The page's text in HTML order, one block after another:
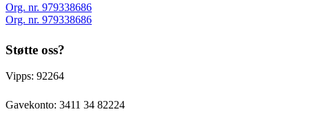
Org. nr. 979338686
Org. nr. 979338686
Støtte oss?
Vipps: 92264
Gavekonto: 3411 34 82224